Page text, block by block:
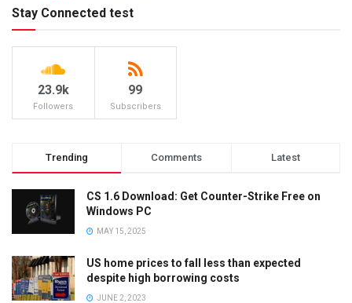
Stay Connected test
23.9k
Followers
99
Subscribers
Trending Comments Latest
CS 1.6 Download: Get Counter-Strike Free on
Windows PC
MAY 15, 2025
US home prices to fall less than expected
despite high borrowing costs
JUNE 2, 2023